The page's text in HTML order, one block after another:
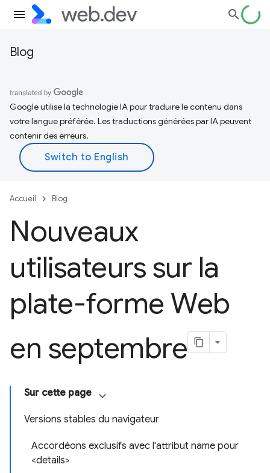
Blog
Google utilise la technologie IA pour traduire le contenu dans
votre langue préférée. Les traductions générées par IA peuvent
contenir des erreurs.
Accueil Blog
Nouveaux
utilisateurs sur la
plate-forme Web
en septembre
Sur cette page
Versions stables du navigateur
Accordéons exclusifs avec l'attribut name pour
<details>